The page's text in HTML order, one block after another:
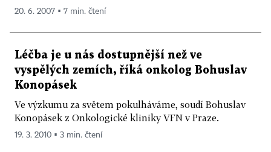
onkologických center. Na co se specializují a
jaká je jejich úroveň?
V zásadě se dá říci, že se zaměřují všichni na
všechno. Mluvilo se hodně o tom, jestli by nějaký
typ nádoru nemělo dělat třeba jen jedno centrum,
ale od toho se ustupuje. Myslím, že kvalita těchto
20. 6. 2007 ▪ 7 min. čtení
Léčba je u nás dostupnější než ve
vyspělých zemích, říká onkolog Bohuslav
Konopásek
Ve výzkumu za světem pokulháváme, soudí Bohuslav
Konopásek z Onkologické kliniky VFN v Praze.
19. 3. 2010 ▪ 3 min. čtení